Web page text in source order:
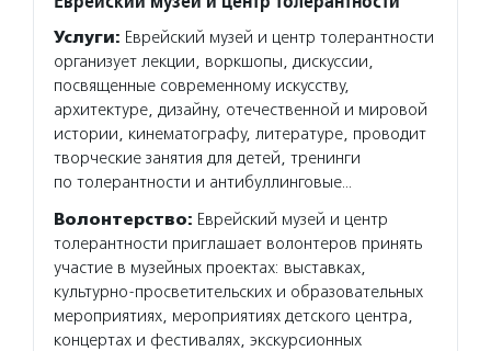
Услуги: Еврейский музей и центр толерантности
организует лекции, воркшопы, дискуссии,
посвященные современному искусству,
архитектуре, дизайну, отечественной и мировой
истории, кинематографу, литературе, проводит
творческие занятия для детей, тренинги
по толерантности и антибуллинговые…
Волонтерство: Еврейский музей и центр
толерантности приглашает волонтеров принять
участие в музейных проектах: выставках,
культурно-просветительских и образовательных
мероприятиях, мероприятиях детского центра,
концертах и фестивалях, экскурсионных